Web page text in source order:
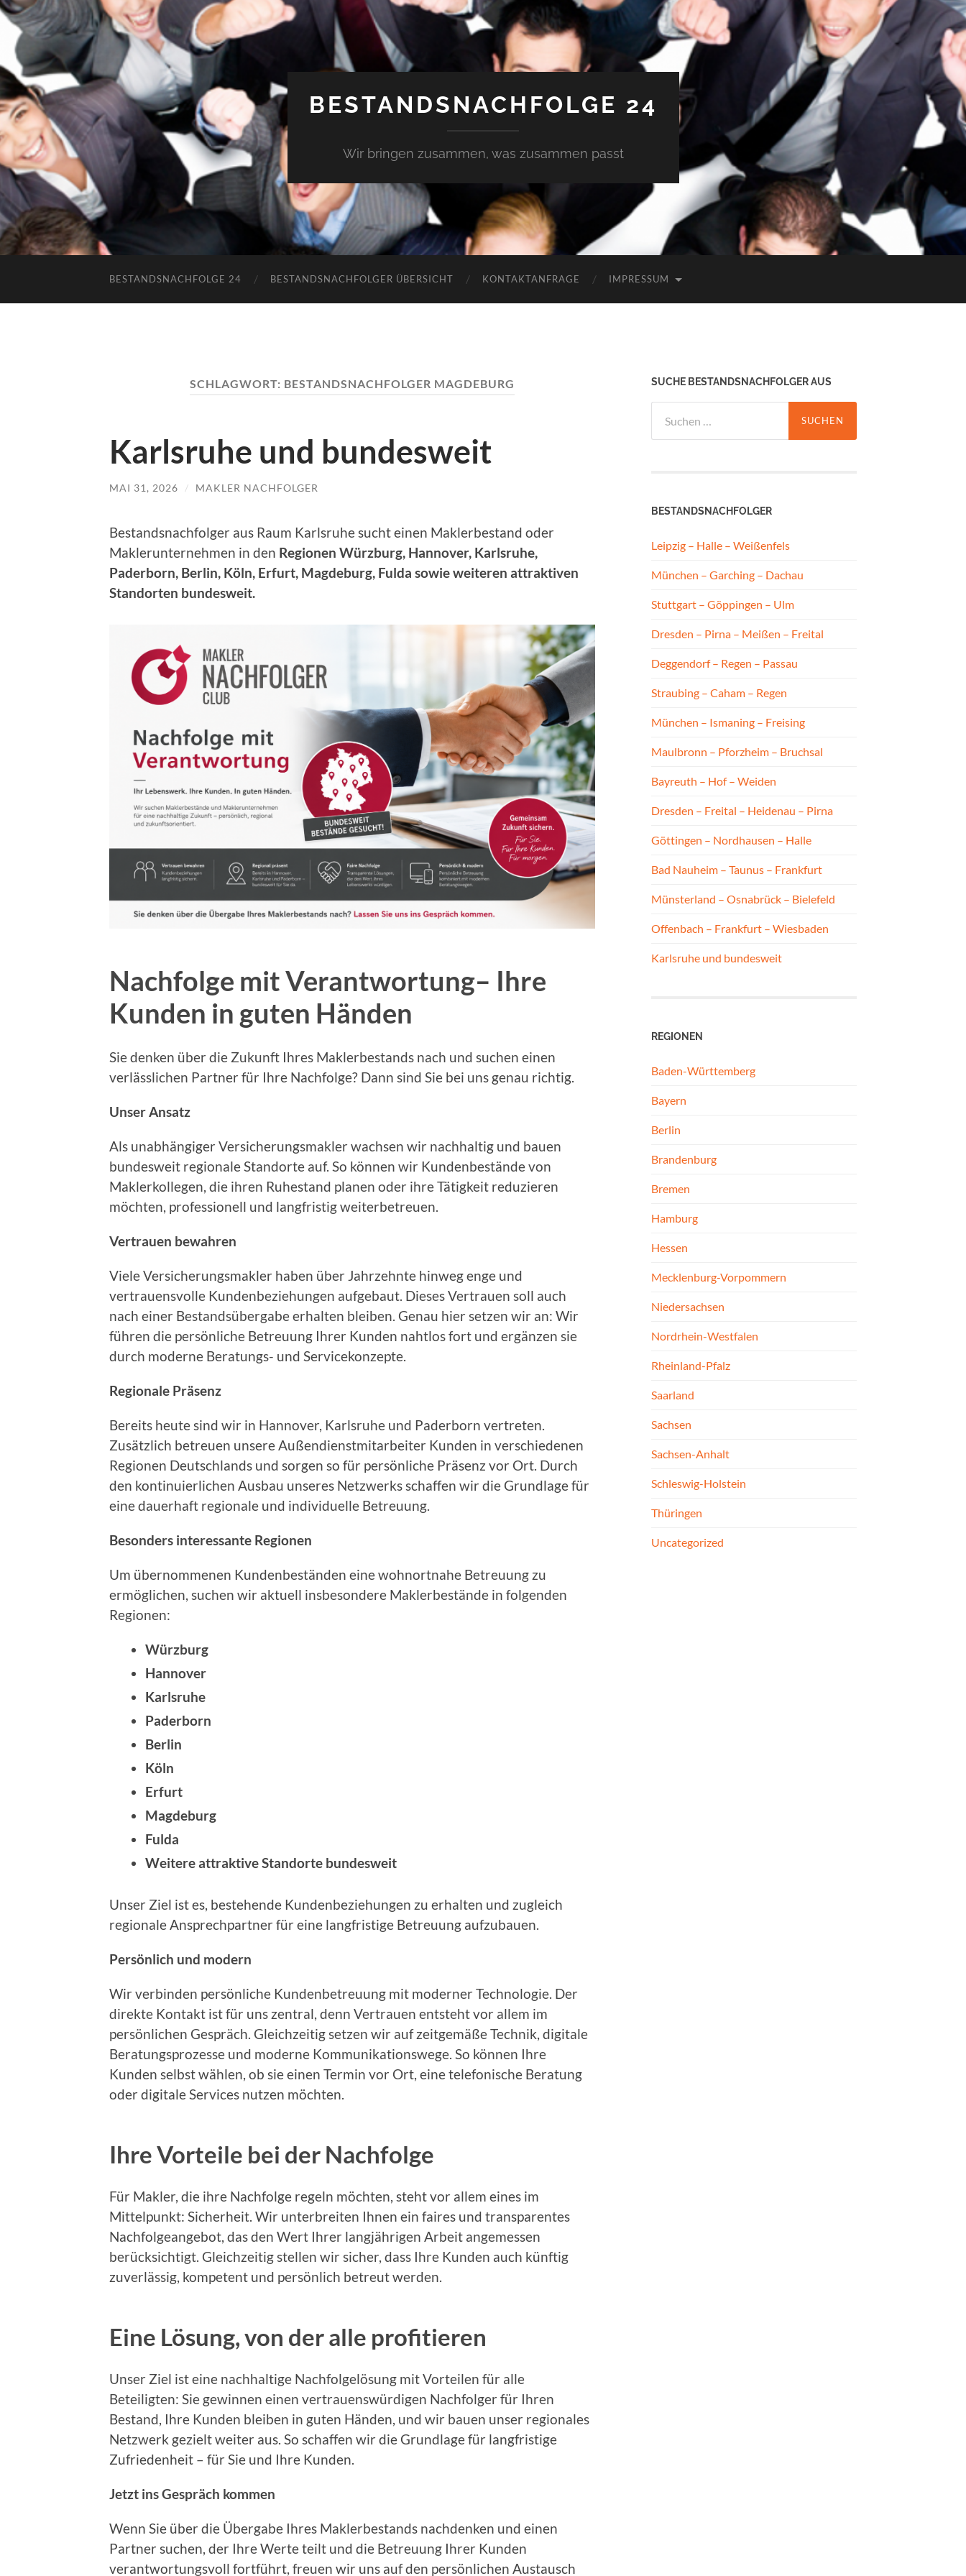
BESTANDSNACHFOLGE 24
Wir bringen zusammen, was zusammen passt
BESTANDSNACHFOLGE 24 BESTANDSNACHFOLGER ÜBERSICHT KONTAKTANFRAGE IMPRESSUM
SCHLAGWORT: BESTANDSNACHFOLGER MAGDEBURG
Karlsruhe und bundesweit
MAI 31, 2026 / MAKLER NACHFOLGER
Bestandsnachfolger aus Raum Karlsruhe sucht einen Maklerbestand oder
Maklerunternehmen in den Regionen Würzburg, Hannover, Karlsruhe,
Paderborn, Berlin, Köln, Erfurt, Magdeburg, Fulda sowie weiteren attraktiven
Standorten bundesweit.
Nachfolge mit Verantwortung– Ihre
Kunden in guten Händen
Sie denken über die Zukunft Ihres Maklerbestands nach und suchen einen
verlässlichen Partner für Ihre Nachfolge? Dann sind Sie bei uns genau richtig.
Unser Ansatz
Als unabhängiger Versicherungsmakler wachsen wir nachhaltig und bauen
bundesweit regionale Standorte auf. So können wir Kundenbestände von
Maklerkollegen, die ihren Ruhestand planen oder ihre Tätigkeit reduzieren
möchten, professionell und langfristig weiterbetreuen.
Vertrauen bewahren
Viele Versicherungsmakler haben über Jahrzehnte hinweg enge und
vertrauensvolle Kundenbeziehungen aufgebaut. Dieses Vertrauen soll auch
nach einer Bestandsübergabe erhalten bleiben. Genau hier setzen wir an: Wir
führen die persönliche Betreuung Ihrer Kunden nahtlos fort und ergänzen sie
durch moderne Beratungs- und Servicekonzepte.
Regionale Präsenz
Bereits heute sind wir in Hannover, Karlsruhe und Paderborn vertreten.
Zusätzlich betreuen unsere Außendienstmitarbeiter Kunden in verschiedenen
Regionen Deutschlands und sorgen so für persönliche Präsenz vor Ort. Durch
den kontinuierlichen Ausbau unseres Netzwerks schaffen wir die Grundlage für
eine dauerhaft regionale und individuelle Betreuung.
Besonders interessante Regionen
Um übernommenen Kundenbeständen eine wohnortnahe Betreuung zu
ermöglichen, suchen wir aktuell insbesondere Maklerbestände in folgenden
Regionen:
Würzburg
Hannover
Karlsruhe
Paderborn
Berlin
Köln
Erfurt
Magdeburg
Fulda
Weitere attraktive Standorte bundesweit
Unser Ziel ist es, bestehende Kundenbeziehungen zu erhalten und zugleich
regionale Ansprechpartner für eine langfristige Betreuung aufzubauen.
Persönlich und modern
Wir verbinden persönliche Kundenbetreuung mit moderner Technologie. Der
direkte Kontakt ist für uns zentral, denn Vertrauen entsteht vor allem im
persönlichen Gespräch. Gleichzeitig setzen wir auf zeitgemäße Technik, digitale
Beratungsprozesse und moderne Kommunikationswege. So können Ihre
Kunden selbst wählen, ob sie einen Termin vor Ort, eine telefonische Beratung
oder digitale Services nutzen möchten.
Ihre Vorteile bei der Nachfolge
Für Makler, die ihre Nachfolge regeln möchten, steht vor allem eines im
Mittelpunkt: Sicherheit. Wir unterbreiten Ihnen ein faires und transparentes
Nachfolgeangebot, das den Wert Ihrer langjährigen Arbeit angemessen
berücksichtigt. Gleichzeitig stellen wir sicher, dass Ihre Kunden auch künftig
zuverlässig, kompetent und persönlich betreut werden.
Eine Lösung, von der alle profitieren
Unser Ziel ist eine nachhaltige Nachfolgelösung mit Vorteilen für alle
Beteiligten: Sie gewinnen einen vertrauenswürdigen Nachfolger für Ihren
Bestand, Ihre Kunden bleiben in guten Händen, und wir bauen unser regionales
Netzwerk gezielt weiter aus. So schaffen wir die Grundlage für langfristige
Zufriedenheit – für Sie und Ihre Kunden.
Jetzt ins Gespräch kommen
Wenn Sie über die Übergabe Ihres Maklerbestands nachdenken und einen
Partner suchen, der Ihre Werte teilt und die Betreuung Ihrer Kunden
verantwortungsvoll fortführt, freuen wir uns auf den persönlichen Austausch
SUCHE BESTANDSNACHFOLGER AUS
nach:
BESTANDSNACHFOLGER
Leipzig – Halle – Weißenfels
München – Garching – Dachau
Stuttgart – Göppingen – Ulm
Dresden – Pirna – Meißen – Freital
Deggendorf – Regen – Passau
Straubing – Caham – Regen
München – Ismaning – Freising
Maulbronn – Pforzheim – Bruchsal
Bayreuth – Hof – Weiden
Dresden – Freital – Heidenau – Pirna
Göttingen – Nordhausen – Halle
Bad Nauheim – Taunus – Frankfurt
Münsterland – Osnabrück – Bielefeld
Offenbach – Frankfurt – Wiesbaden
Karlsruhe und bundesweit
REGIONEN
Baden-Württemberg
Bayern
Berlin
Brandenburg
Bremen
Hamburg
Hessen
Mecklenburg-Vorpommern
Niedersachsen
Nordrhein-Westfalen
Rheinland-Pfalz
Saarland
Sachsen
Sachsen-Anhalt
Schleswig-Holstein
Thüringen
Uncategorized